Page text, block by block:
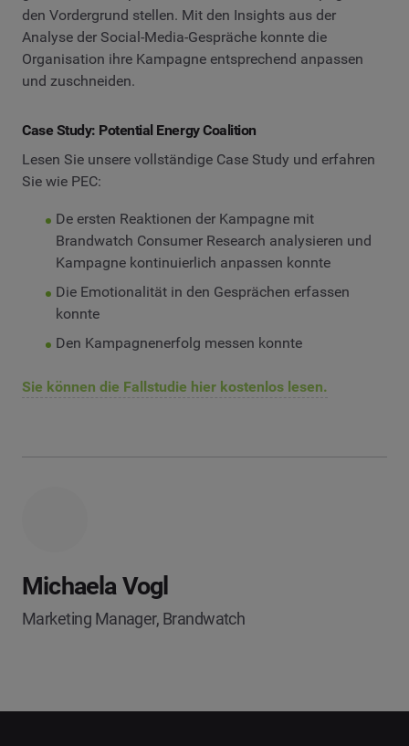
den Vordergrund stellen. Mit den Insights aus der
Analyse der Social-Media-Gespräche konnte die
Organisation ihre Kampagne entsprechend anpassen
und zuschneiden.
Case Study: Potential Energy Coalition
Lesen Sie unsere vollständige Case Study und erfahren
Sie wie PEC:
De ersten Reaktionen der Kampagne mit
Brandwatch Consumer Research analysieren und
Kampagne kontinuierlich anpassen konnte
Die Emotionalität in den Gesprächen erfassen
konnte
Den Kampagnenerfolg messen konnte
Sie können die Fallstudie hier kostenlos lesen.
Michaela Vogl
Marketing Manager, Brandwatch